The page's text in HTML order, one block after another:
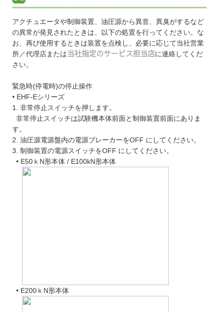
アクチュエータや制御装置、油圧源から異音、異臭がするなど
の異常が発見されたときは、以下の処置を行ってください。な
お、再び使用するときは装置を点検し、必要に応じて当社営業
所／代理店または 当社指定のサービス担当店に連絡してくだ
さい。
緊急時(停電時)の停止操作
• EHF-Eシリーズ
1. 非常停止スイッチを押します。
非常停止スイッチは試験機本体前面と制御装置前面にありま
す。
2. 油圧源電源盤内の電源ブレーカーをOFF にしてください。
3. 制御装置の電源スイッチをOFF にしてください。
• E50ｋN形本体 / E100kN形本体
• E200ｋN形本体